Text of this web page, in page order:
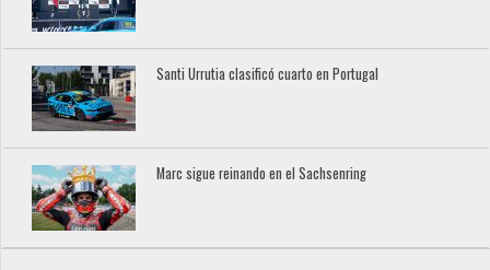
Santi Urrutia clasificó cuarto en Portugal
Marc sigue reinando en el Sachsenring